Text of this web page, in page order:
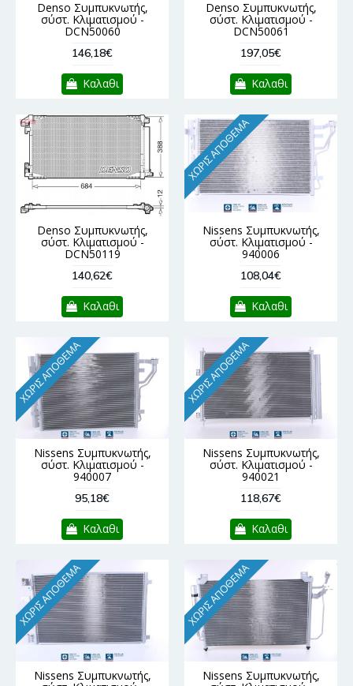
Denso Συμπυκνωτής,
σύστ. Κλιματισμού -
DCN50060
146,18€
Καλαθι
Denso Συμπυκνωτής,
σύστ. Κλιματισμού -
DCN50061
197,05€
Καλαθι
Denso Συμπυκνωτής,
σύστ. Κλιματισμού -
DCN50119
140,62€
Καλαθι
ΧΩΡΊΣ ΑΠΌΘΕΜΑ
Nissens Συμπυκνωτής,
σύστ. Κλιματισμού -
940006
108,04€
Καλαθι
ΧΩΡΊΣ ΑΠΌΘΕΜΑ
Nissens Συμπυκνωτής,
σύστ. Κλιματισμού -
940007
95,18€
Καλαθι
ΧΩΡΊΣ ΑΠΌΘΕΜΑ
Nissens Συμπυκνωτής,
σύστ. Κλιματισμού -
940021
118,67€
Καλαθι
ΧΩΡΊΣ ΑΠΌΘΕΜΑ
Nissens Συμπυκνωτής,
ΧΩΡΊΣ ΑΠΌΘΕΜΑ
Nissens Συμπυκνωτής,